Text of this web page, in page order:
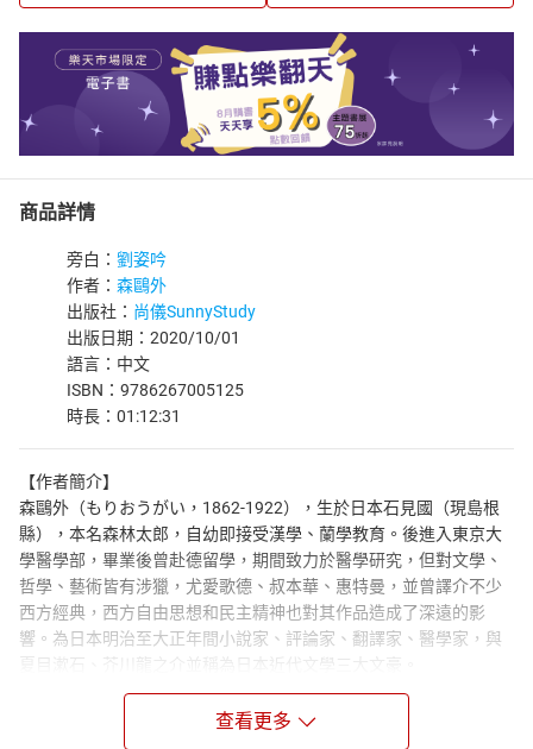
商品詳情
旁白： 劉姿吟
作者： 森鷗外
出版社： 尚儀SunnyStudy
出版日期：2020/10/01
語言：中文
ISBN：9786267005125
時長：01:12:31
【作者簡介】
森鷗外（もりおうがい，1862-1922），生於日本石見國（現島根
縣），本名森林太郎，自幼即接受漢學、蘭學教育。後進入東京大
學醫學部，畢業後曾赴德留學，期間致力於醫學研究，但對文學、
哲學、藝術皆有涉獵，尤愛歌德、叔本華、惠特曼，並曾譯介不少
西方經典，西方自由思想和民主精神也對其作品造成了深遠的影
響。為日本明治至大正年間小說家、評論家、翻譯家、醫學家，與
夏目漱石、芥川龍之介並稱為日本近代文學三大文豪。
早期作品包括〈舞姬〉、〈泡沫記〉、〈信使〉，為日本浪漫主
義、美學思想先驅之代表三部曲；中期作品轉向寫實主義如：〈青
查看更多